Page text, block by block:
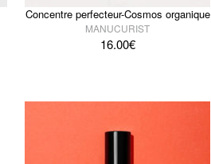
Concentre perfecteur-Cosmos organique
MANUCURIST
16.00€